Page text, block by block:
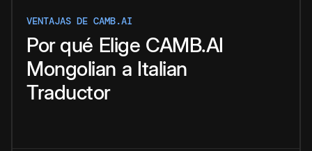
VENTAJAS DE CAMB.AI
Por qué Elige CAMB.AI
Mongolian a Italian
Traductor